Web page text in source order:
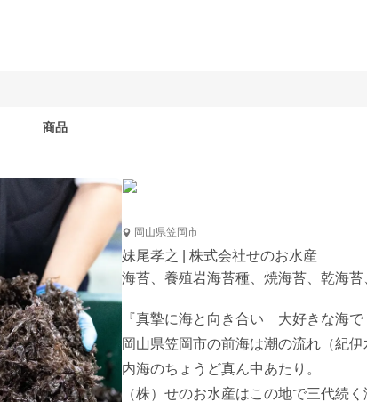
商品
岡山県笠岡市
妹尾孝之 | 株式会社せのお水産
海苔、養殖岩海苔種、焼海苔、乾海
『真摯に海と向き合い　大好きな海で
岡山県笠岡市の前海は潮の流れ（紀
内海のちょうど真ん中あたり。
（株）せのお水産はこの地で三代続く